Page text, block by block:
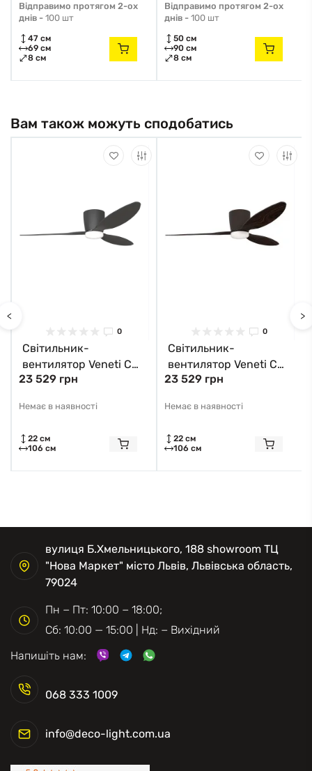
Біла 10488 ESLLSE
Відправимо протягом 2-ох
днів - 100 шт
47 см
69 см
8 см
Біла 10492 ESLLSE
Відправимо протягом 2-ох
днів - 100 шт
50 см
90 см
8 см
Вам також можуть сподобатись
<
0
Світильник-
вентилятор Veneti CCT
LED AZ4448 Azzardo
23 529 грн
Немає в наявності
22 см
106 см
0
Світильник-
вентилятор Veneti CCT
LED AZ4449 Azzardo
23 529 грн
Немає в наявності
22 см
106 см
>
068 333 1009
info@deco-light.com.ua
вулиця Б.Хмельницького, 188 showroom ТЦ
"Нова Маркет" місто Львів, Львівська область,
79024
Пн − Пт: 10:00 − 18:00;
Сб: 10:00 — 15:00 | Нд: − Вихідний
Напишіть нам: